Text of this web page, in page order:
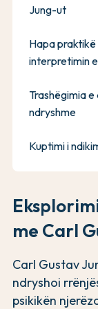
me Carl
Carl Gustav
ndryshoi
psikikën
Jung-ut
Hapa
interpretimin
Trashëgimia
ndryshme
Kuptimi i